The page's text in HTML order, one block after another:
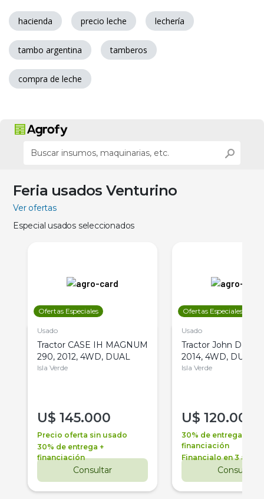
hacienda precio leche lechería
tambo argentina tamberos
compra de leche
Feria usados Venturino
Ver ofertas
Especial usados seleccionados
Ofertas Especiales
Usado
Tractor CASE IH MAGNUM
290, 2012, 4WD, DUAL
Isla Verde
U$ 145.000
Precio oferta sin usado
30% de entrega +
financiación
Consultar
Ofertas Especiales
Usado
Tractor John Deere
2014, 4WD, DUAL
Isla Verde
U$ 120.000
30% de entrega +
financiación
Financialo en 3 años
Consultar